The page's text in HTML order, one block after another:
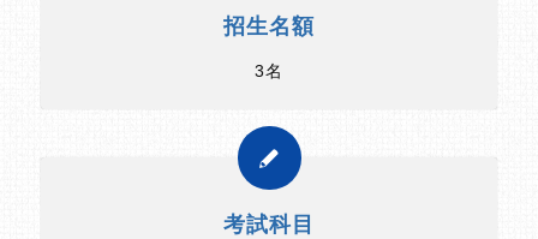
招生名額
3名
考試科目